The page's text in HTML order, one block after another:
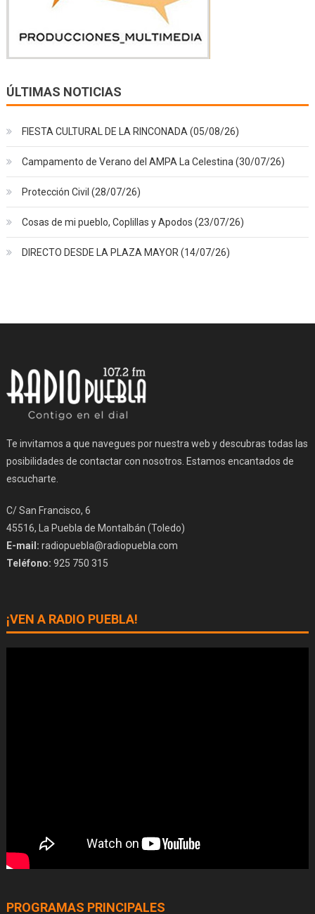
ÚLTIMAS NOTICIAS
FIESTA CULTURAL DE LA RINCONADA (05/08/26)
Campamento de Verano del AMPA La Celestina (30/07/26)
Protección Civil (28/07/26)
Cosas de mi pueblo, Coplillas y Apodos (23/07/26)
DIRECTO DESDE LA PLAZA MAYOR (14/07/26)
Te invitamos a que navegues por nuestra web y descubras todas las
posibilidades de contactar con nosotros. Estamos encantados de
escucharte.
C/ San Francisco, 6
45516, La Puebla de Montalbán (Toledo)
E-mail: radiopuebla@radiopuebla.com
Teléfono: 925 750 315
¡VEN A RADIO PUEBLA!
PROGRAMAS PRINCIPALES